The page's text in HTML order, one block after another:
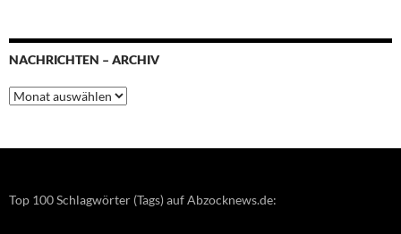
NACHRICHTEN – ARCHIV
Nachrichten
–
Top 100 Schlagwörter (Tags) auf Abzocknews.de: